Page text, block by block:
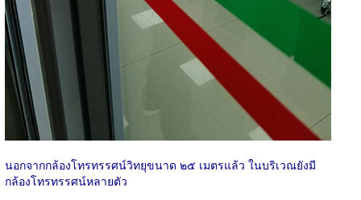
นอกจากกล้องโทรทรรศน์วิทยุขนาด ๒๕ เมตรแล้ว ในบริเวณยังมี
กล้องโทรทรรศน์หลายตัว